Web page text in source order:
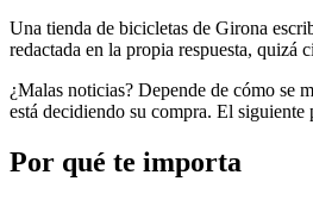
Una tienda de bicicletas de Girona
redactada en la propia respuesta, quizá
¿Malas noticias? Depende de cómo se
está decidiendo su compra. El
Por qué te importa